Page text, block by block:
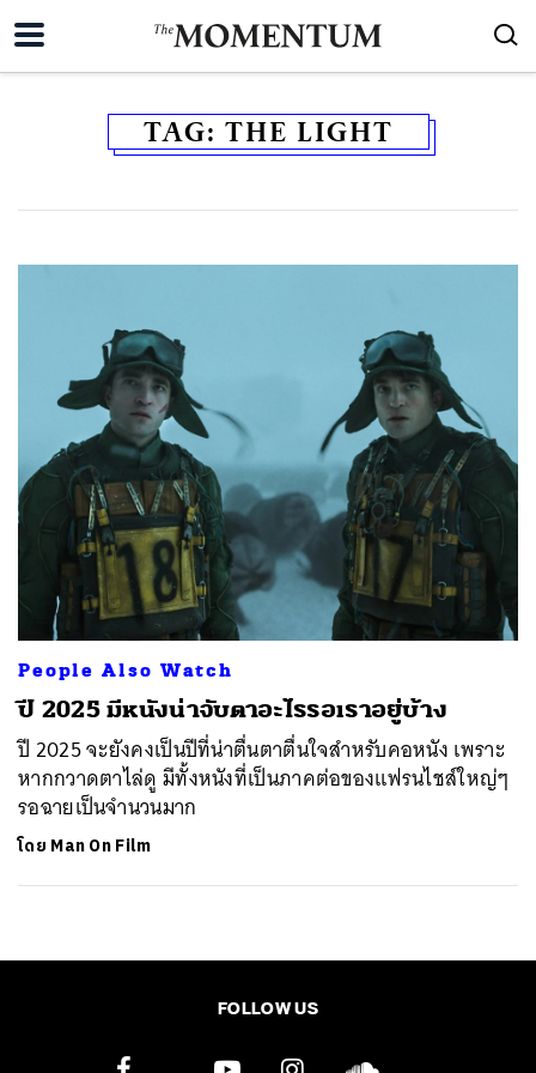
TAG: THE LIGHT
People Also Watch
ปี 2025 มีหนังน่าจับตาอะไรรอเราอยู่บ้าง
ปี 2025 จะยังคงเป็นปีที่น่าตื่นตาตื่นใจสำหรับคอหนัง เพราะ
หากกวาดตาไล่ดู มีทั้งหนังที่เป็นภาคต่อของแฟรนไชส์ใหญ่ๆ
รอฉายเป็นจำนวนมาก
โดย Man On Film
FOLLOW US
SHARE TWEET LINE EMAIL